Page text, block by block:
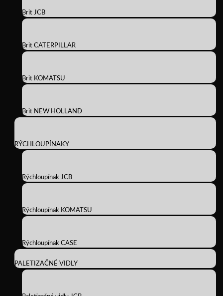
Brit JCB
Brit CATERPILLAR
Brit KOMATSU
Brit NEW HOLLAND
RÝCHLOUPÍNAKY
Rýchloupínak JCB
Rýchloupínak KOMATSU
Rýchloupínak CASE
PALETIZAČNÉ VIDLY